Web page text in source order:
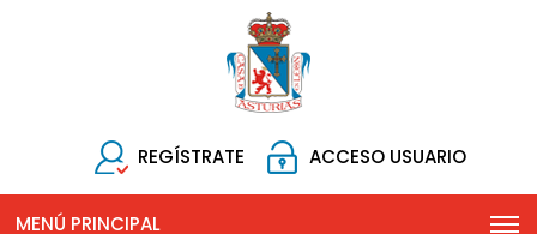
REGÍSTRATE ACCESO USUARIO
MENÚ PRINCIPAL